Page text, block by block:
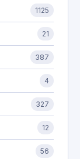
1125
21
387
4
327
12
56